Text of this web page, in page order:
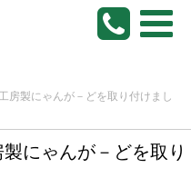
房製にゃんが－どを取り付けまし
にゃんが－どを取り